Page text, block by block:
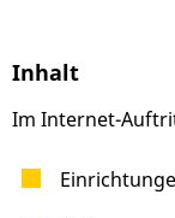
Inhalt
Im Internet-